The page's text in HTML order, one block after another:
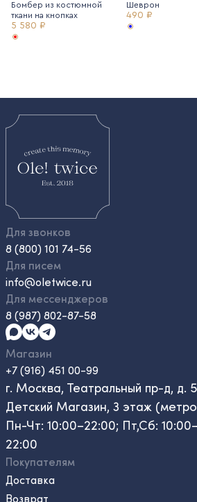
Бомбер из костюмной
ткани на кнопках
5 580 ₽
Шеврон
490 ₽
Для звонков
8 (800) 101 74-56
Для писем
info@oletwice.ru
Для мессенджеров
8 (987) 802-87-58
Магазин
+7 (916) 451 00-99
г. Москва, Театральный пр-д, д.
Детский Магазин, 3 этаж
Пн-Чт: 10:00–22:00; Пт,Сб:
22:00
Покупателям
Доставка
Возврат